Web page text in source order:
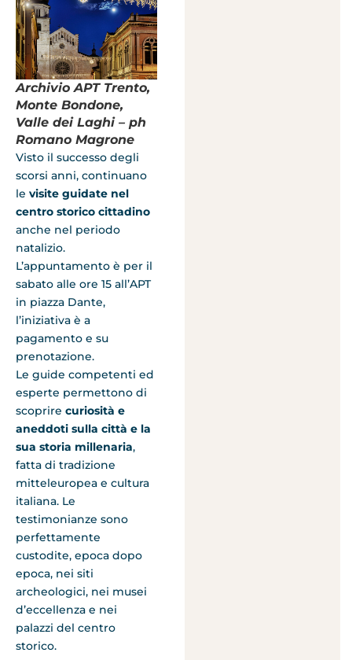
Archivio APT Trento,
Monte Bondone,
Valle dei Laghi – ph
Romano Magrone
Visto il successo degli
scorsi anni, continuano
le visite guidate nel
centro storico cittadino
anche nel periodo
natalizio.
L’appuntamento è per il
sabato alle ore 15 all’APT
in piazza Dante,
l’iniziativa è a
pagamento e su
prenotazione.
Le guide competenti ed
esperte permettono di
scoprire curiosità e
aneddoti sulla città e la
sua storia millenaria,
fatta di tradizione
mitteleuropea e cultura
italiana. Le
testimonianze sono
perfettamente
custodite, epoca dopo
epoca, nei siti
archeologici, nei musei
d’eccellenza e nei
palazzi del centro
storico.